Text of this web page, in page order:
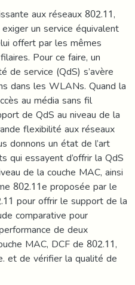
aux réseaux 802.11,
un service équivalent
offert par les mêmes
Pour ce faire, un
de service (QdS) s’avère
dans les WLANs. Quand la
au média sans fil
de QdS au niveau de la
flexibilité aux réseaux
donnons un état de l’art
qui essayent d’offrir la QdS
de la couche MAC, ainsi
802.11e proposée par le
pour offrir le support de la
comparative pour
de deux
MAC, DCF de 802.11,
et de vérifier la qualité de